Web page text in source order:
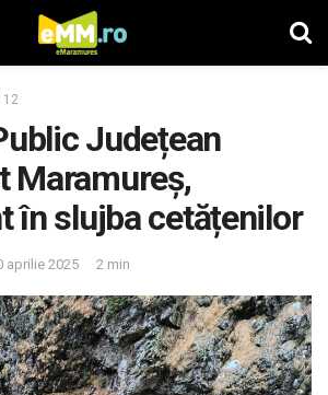
Județean
Maramureș,
în slujba cetățenilor
aprilie 2025 2 min